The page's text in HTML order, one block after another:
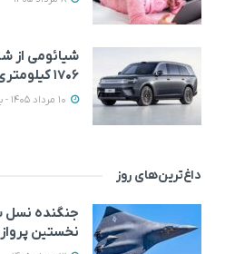
۱۷۰۶ کیلومتری رونمایی کرد
داغ‌ترین‌های روز
نخستین پرواز